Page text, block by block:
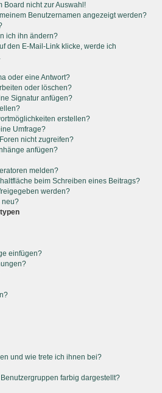
Board nicht zur Auswahl!
Benutzernamen angezeigt werden?
ich ihn ändern?
den E-Mail-Link klicke, werde ich
oder eine Antwort?
oder löschen?
Signatur anfügen?
erstellen?
Umfrage?
nicht zugreifen?
anfügen?
melden?
beim Schreiben eines Beitrags?
werden?
neu?
einfügen?
und wie trete ich ihnen bei?
farbig dargestellt?